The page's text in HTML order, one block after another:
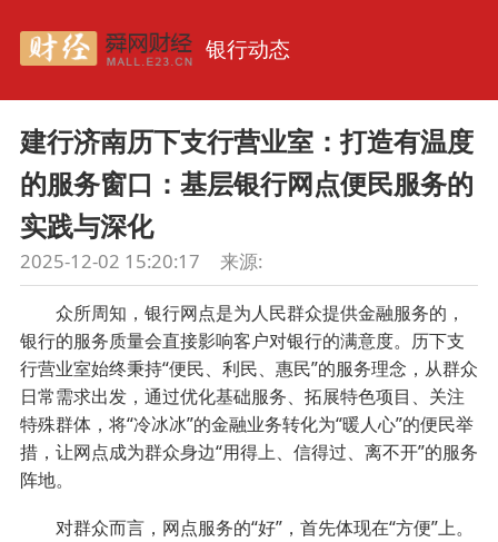
银行动态
建行济南历下支行营业室：打造有温度
的服务窗口：基层银行网点便民服务的
实践与深化
2025-12-02 15:20:17 来源:
众所周知，银行网点是为人民群众提供金融服务的，
银行的服务质量会直接影响客户对银行的满意度。历下支
行营业室始终秉持“便民、利民、惠民”的服务理念，从群众
日常需求出发，通过优化基础服务、拓展特色项目、关注
特殊群体，将“冷冰冰”的金融业务转化为“暖人心”的便民举
措，让网点成为群众身边“用得上、信得过、离不开”的服务
阵地。
对群众而言，网点服务的“好”，首先体现在“方便”上。